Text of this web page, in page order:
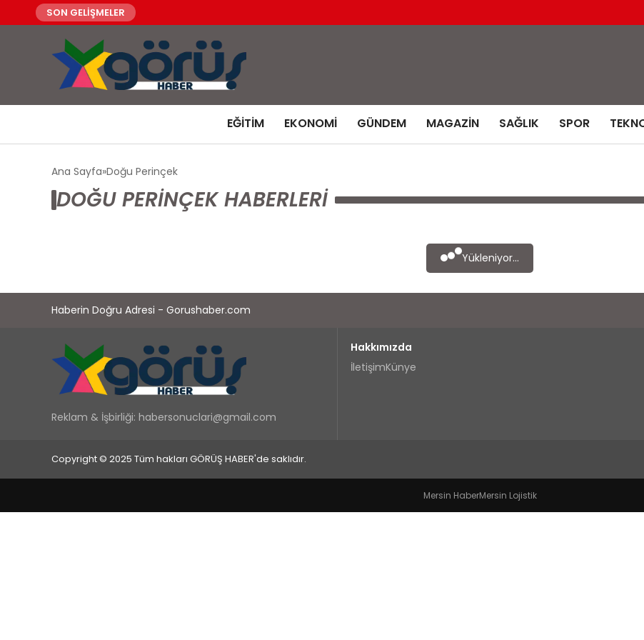
SON GELİŞMELER
EĞITIM EKONOMI GÜNDEM MAGAZIN SAĞLIK SPOR
Ana Sayfa Doğu Perinçek
DOĞU PERINÇEK HABERLERI
Yükleniyor...
Haberin Doğru Adresi - Gorushaber.com
Reklam & İşbirliği: habersonuclari@gmail.com
Hakkımızda
İletişimKünye
Copyright © 2025 Tüm hakları GÖRÜŞ HABER'de saklıdır.
Mersin HaberMersin Lojistik